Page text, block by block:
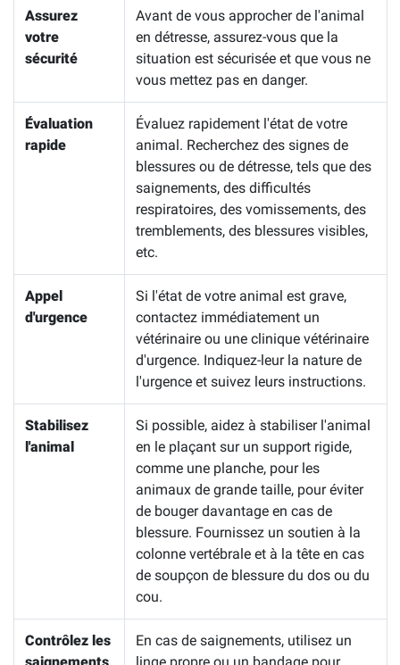
Assurez
votre
sécurité
Avant de vous approcher de l'animal
en détresse, assurez-vous que la
situation est sécurisée et que vous ne
vous mettez pas en danger.
Évaluation
rapide
Évaluez rapidement l'état de votre
animal. Recherchez des signes de
blessures ou de détresse, tels que des
saignements, des difficultés
respiratoires, des vomissements, des
tremblements, des blessures visibles,
etc.
Appel
d'urgence
Si l'état de votre animal est grave,
contactez immédiatement un
vétérinaire ou une clinique vétérinaire
d'urgence. Indiquez-leur la nature de
l'urgence et suivez leurs instructions.
Stabilisez
l'animal
Si possible, aidez à stabiliser l'animal
en le plaçant sur un support rigide,
comme une planche, pour les
animaux de grande taille, pour éviter
de bouger davantage en cas de
blessure. Fournissez un soutien à la
colonne vertébrale et à la tête en cas
de soupçon de blessure du dos ou du
cou.
Contrôlez les
En cas de saignements, utilisez un